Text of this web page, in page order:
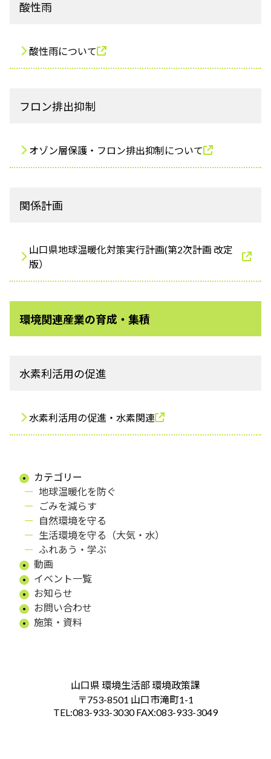
酸性雨
酸性雨について
フロン排出抑制
オゾン層保護・フロン排出抑制について
関係計画
山口県地球温暖化対策実行計画(第2次計画 改定
版）
環境関連産業の育成・集積
水素利活用の促進
水素利活用の促進・水素関連
カテゴリー
地球温暖化を防ぐ
ごみを減らす
自然環境を守る
生活環境を守る（大気・水）
ふれあう・学ぶ
動画
イベント一覧
お知らせ
お問い合わせ
施策・資料
山口県 環境生活部 環境政策課
〒753-8501 山口市滝町1-1
TEL:083-933-3030 FAX:083-933-3049